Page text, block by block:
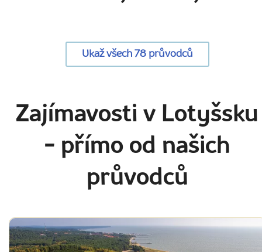
Ukaž všech 78 průvodců
Zajímavosti v Lotyšsku
- přímo od našich
průvodců